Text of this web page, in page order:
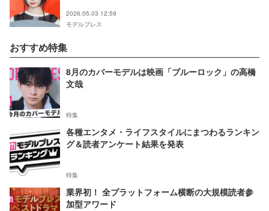
2026.05.03 12:59
モデルプレス
おすすめ特集
8月のカバーモデルは映画「ブルーロック」の高橋
文哉
特集
各種エンタメ・ライフスタイルにまつわるランキン
グ＆読者アンケート結果を発表
特集
業界初！ 全プラットフォーム横断の大規模読者参
加型アワード